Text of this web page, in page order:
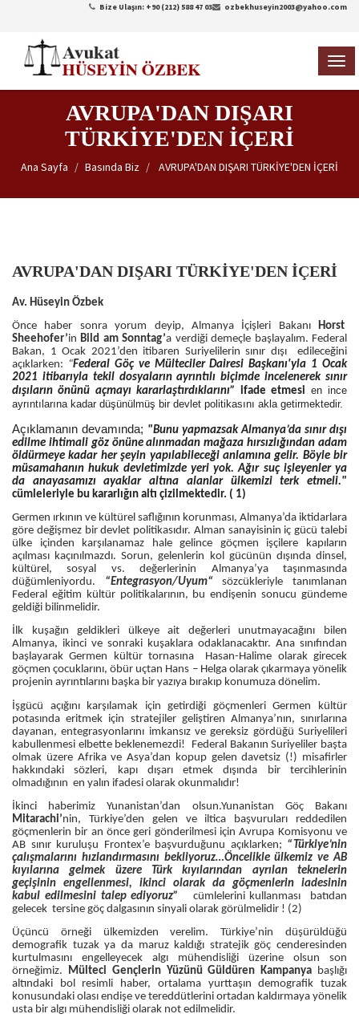
ozbekhuseyin2003@yahoo.com
Bize Ulaşın: +90 (212) 588 47 03
AVRUPA'DAN DIŞARI
TÜRKİYE'DEN İÇERİ
Ana Sayfa Basında Biz AVRUPA'DAN DIŞARI TÜRKİYE'DEN İÇERİ
AVRUPA'DAN DIŞARI TÜRKİYE'DEN İÇERİ
Av. Hüseyin Özbek
Önce haber sonra yorum deyip, Almanya İçişleri Bakanı Horst
Sheehofer’inBild am Sonntag’a verdiği demeçle başlayalım. Federal
Bakan, 1 Ocak 2021’den itibaren Suriyelilerin sınır dışı edileceğini
açıklarken: “Federal Göç ve Mülteciler Dairesi Başkanı'yla 1 Ocak
2021 itibarıyla tekil dosyaların ayrıntılı biçimde incelenerek sınır
dışıların önünü açmayı kararlaştırdıklarını” ifade etmesi en ince
ayrıntılarına kadar düşünülmüş bir devlet politikasını akla getirmektedir.
Açıklamanın devamında; "Bunu yapmazsak Almanya’da sınır dışı
edilme ihtimali göz önüne alınmadan mağaza hırsızlığından adam
öldürmeye kadar her şeyin yapılabileceği anlamına gelir. Böyle bir
müsamahanın hukuk devletimizde yeri yok. Ağır suç işleyenler ya
da anayasamızı ayaklar altına alanlar ülkemizi terk etmeli."
cümleleriyle bu kararlığın altı çizilmektedir. ( 1)
Germen ırkının ve kültürel saflığının korunması, Almanya’da iktidarlara
göre değişmez bir devlet politikasıdır. Alman sanayisinin iç gücü talebi
ülke içinden karşılanamaz hale gelince göçmen işçilere kapıların
açılması kaçınılmazdı. Sorun, gelenlerin kol gücünün dışında dinsel,
kültürel, sosyal vs. değerlerinin Almanya’ya taşınmasında
düğümleniyordu. “Entegrasyon/Uyum“ sözcükleriyle tanımlanan
Federal eğitim kültür politikalarının, bu endişenin sonucu gündeme
geldiği bilinmelidir.
İlk kuşağın geldikleri ülkeye ait değerleri unutmayacağını bilen
Almanya, ikinci ve sonraki kuşaklara odaklanacaktır. Ana sınıfından
başlayarak Germen kültür tornasına Hasan-Halime olarak girecek
göçmen çocuklarını, öbür uçtan Hans – Helga olarak çıkarmaya yönelik
projenin ayrıntılarını başka bir yazıya bırakıp konumuza dönelim.
İşgücü açığını karşılamak için getirdiği göçmenleri Germen kültür
potasında eritmek için stratejiler geliştiren Almanya’nın, sınırlarına
dayanan, entegrasyonlarını imkansız ve gereksiz gördüğü Suriyelileri
kabullenmesi elbette beklenemezdi! Federal Bakanın Suriyeliler başta
olmak üzere Afrika ve Asya’dan kopup gelen davetsiz (!) misafirler
hakkındaki sözleri, kapı dışarı etmek dışında bir tercihlerinin
olmadığının en yalın ifadesi olarak okunmalıdır!
İkinci haberimiz Yunanistan’dan olsun.Yunanistan Göç Bakanı
Mitarachi’nin, Türkiye’den gelen ve iltica başvuruları reddedilen
göçmenlerin bir an önce geri gönderilmesi için Avrupa Komisyonu ve
AB sınır kuruluşu Frontex’e başvurduğunu açıklarken; “Türkiye’nin
çalışmalarını hızlandırmasını bekliyoruz…Öncelikle ülkemiz ve AB
kıyılarına gelmek üzere Türk kıyılarından ayrılan teknelerin
geçişinin engellenmesi, ikinci olarak da göçmenlerin iadesinin
kabul edilmesini talep ediyoruz”
cümlelerini kullanması batıdan
gelecek tersine göç dalgasının sinyali olarak görülmelidir ! (2)
Üçüncü örneği ülkemizden verelim. Türkiye’nin düşürüldüğü
demografik tuzak ya da maruz kaldığı stratejik göç cenderesinden
kurtulmasını engelleyecek algı mühendisliği üzerine olsun son
örneğimiz. Mülteci Gençlerin Yüzünü Güldüren Kampanya başlığı
altındaki bol resimli haber, ortalama yurttaşın demografik tuzak
konusundaki olası endişe ve tereddütlerini ortadan kaldırmaya yönelik
usta bir algı mühendisliği olarak not edilmelidir.